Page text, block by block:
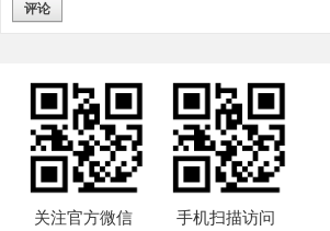
评论
关注官方微信 手机扫描访问